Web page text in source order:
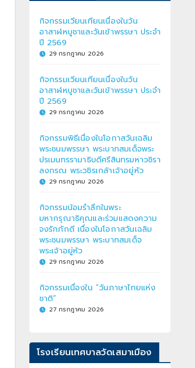
กิจกรรมเวียนเทียนเนื่องในวัน
อาสาฬหบูชาและวันเข้าพรรษา ประจำ
ปี 2569
29 กรกฎาคม 2026
กิจกรรมเวียนเทียนเนื่องในวัน
อาสาฬหบูชาและวันเข้าพรรษา ประจำ
ปี 2569
29 กรกฎาคม 2026
กิจกรรมพิธีเนื่องในโอกาสวันเฉลิม
พระชนมพรรษา พระบาทสมเด็จพระ
ปรเมนทรรามาธิบดีศรีสินทรมหาวชิรา
ลงกรณ พระวชิรเกล้าเจ้าอยู่หัว
29 กรกฎาคม 2026
กิจกรรมน้อมรำลึกในพระ
มหากรุณาธิคุณและร่วมแสดงความ
จงรักภักดี เนื่องในโอกาสวันเฉลิม
พระชนมพรรษา พระบาทสมเด็จ
พระเจ้าอยู่หัว
29 กรกฎาคม 2026
กิจกรรมเนื่องใน “วันภาษาไทยแห่ง
ชาติ”
27 กรกฎาคม 2026
โรงเรียนเทศบาลวัดเสมาเมือง